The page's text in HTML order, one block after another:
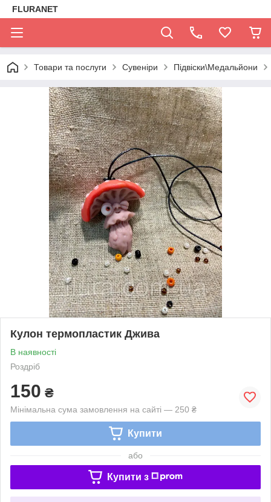
FLURANET
Товари та послуги Сувеніри Підвіски\Медальйони
Кулон термопластик Джива
В наявності
Роздріб
150 ₴
Мінімальна сума замовлення на сайті — 250 ₴
Купити
або
Купити з